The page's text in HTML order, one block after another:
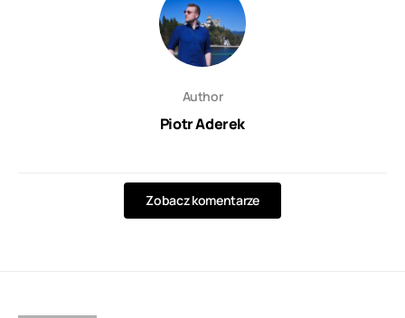
Author
Piotr Aderek
Zobacz komentarze